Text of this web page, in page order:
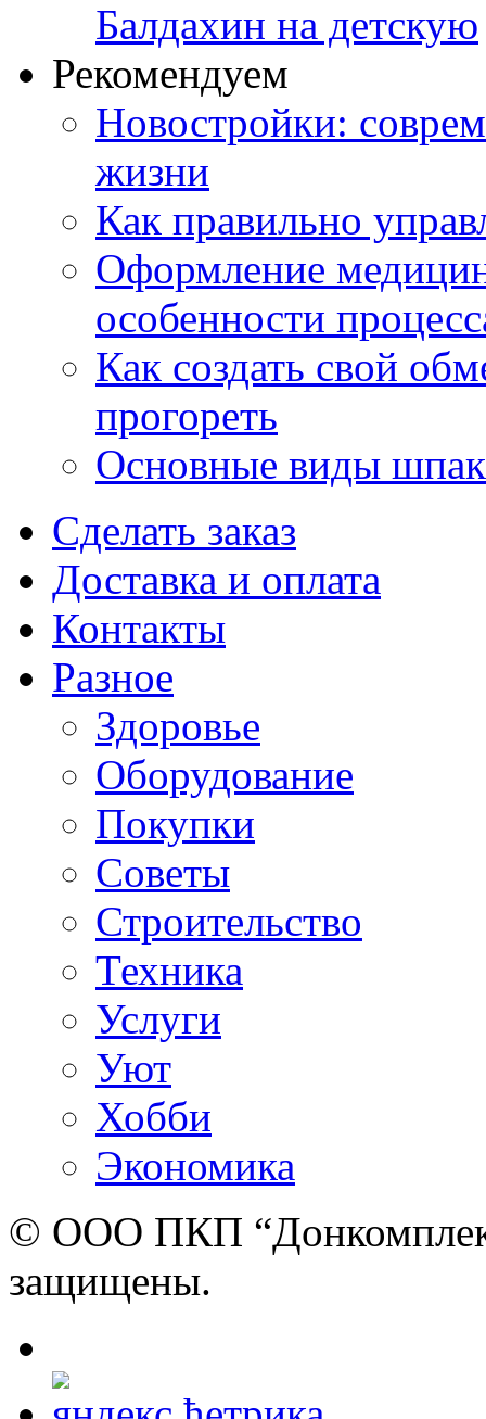
Балдахин на детскую
Рекомендуем
Новостройки:
жизни
Как правильно
Оформление
особенности
Как создать свой
прогореть
Основные виды
Сделать заказ
Доставка и оплата
Контакты
Разное
Здоровье
Оборудование
Покупки
Советы
Строительство
Техника
Услуги
Уют
Хобби
Экономика
© ООО ПКП
защищены.